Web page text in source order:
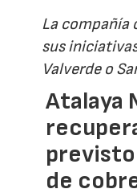
La compañía
sus
Valverde o
Atalaya
de